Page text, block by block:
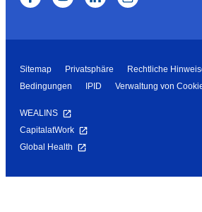
Sitemap Privatsphäre Rechtliche
Bedingungen
IPID Verwaltung von
WEALINS
CapitalatWork
Global Health